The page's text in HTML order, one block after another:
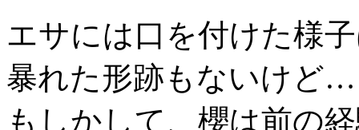
エサには口を付けた様
暴れた形跡もないけど…
もしかして、櫻は前の